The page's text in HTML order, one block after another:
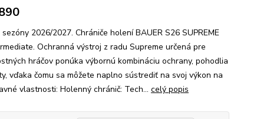
2026/2027. Chrániče holení BAUER S26 SUPREME
Ochranná výstroj z radu Supreme určená pre
hráčov ponúka výbornú kombináciu ochrany, pohodlia
vďaka čomu sa môžete naplno sústrediť na svoj výkon na
vlastnosti: Holenný chránič: Tech... celý popis